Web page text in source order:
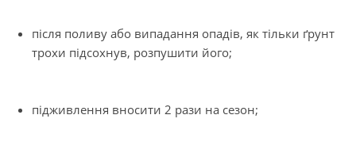
після поливу або випадання опадів, як тільки ґрунт
трохи підсохнув, розпушити його;
підживлення вносити 2 рази на сезон;